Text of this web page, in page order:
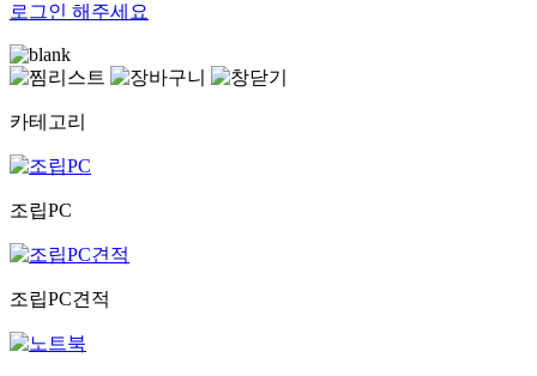
로그인 해주세요
카테고리
조립PC
조립PC견적